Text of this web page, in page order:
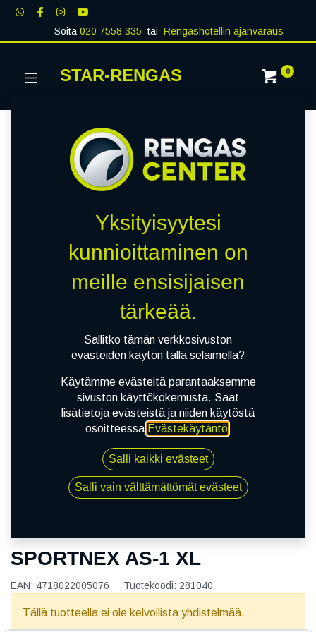
Soita020 7558 335 tai Rengashotellin ajanvaraus
STAR-RENGAS 0
165/35R18 82V NANKANG SPORTNEX AS-1 XL
SPORTNEX AS-1 XL
EAN: 4718022005076 Tuotekoodi: 281040
Tällä tuotteella ei ole kelvollista yhdistelmää.
Yksityisyytesi
kunnioittaminen on
meille ensisijaisen
tärkeää.
Sallitko tämän verkkosivuston
evästeiden käytön tällä selaimella?
Käytämme evästeitä parantaaksemme
sivuston käyttökokemusta. Saat
lisätietoja evästeistä ja niiden käytöstä
osoitteessa Evästekäytäntö.
Salli kaikki evästeet
Salli vain välttämättömät evästeet